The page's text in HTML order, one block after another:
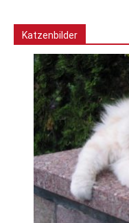
Katzenbilder